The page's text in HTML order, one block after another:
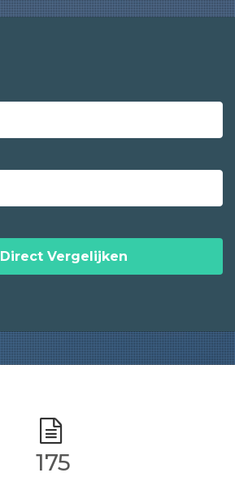
Direct Vergelijken
175